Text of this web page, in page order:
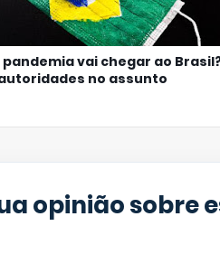
vai chegar ao
no assunto
opinião sobre